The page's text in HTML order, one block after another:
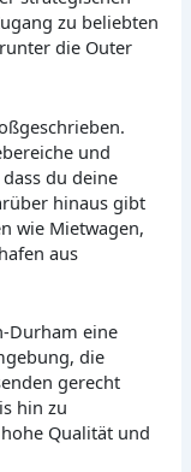
zu beliebten
die Outer
und
du deine
hinaus gibt
wie Mietwagen,
aus
Durham eine
die
gerecht
hin zu
Qualität und